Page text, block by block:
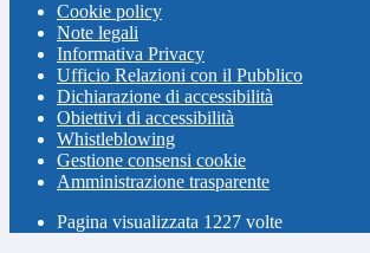
Cookie policy
Note legali
Informativa Privacy
Ufficio Relazioni con il Pubblico
Dichiarazione di accessibilità
Obiettivi di accessibilità
Whistleblowing
Gestione consensi cookie
Amministrazione trasparente
Pagina visualizzata 1227 volte